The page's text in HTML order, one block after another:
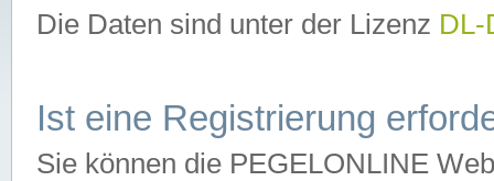
Die Daten sind unter der Lizenz
Ist eine Registrierung
Sie können die PEGELONLINE